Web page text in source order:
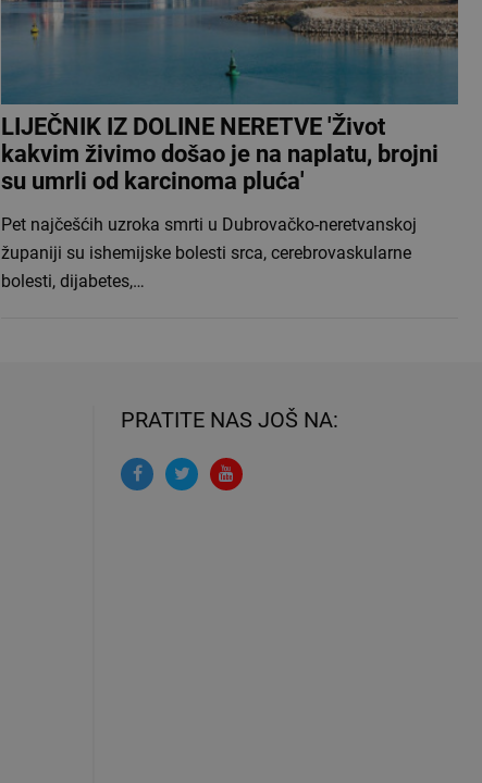
LIJEČNIK IZ DOLINE NERETVE 'Život
kakvim živimo došao je na naplatu, brojni
su umrli od karcinoma pluća'
Pet najčešćih uzroka smrti u Dubrovačko-neretvanskoj
županiji su ishemijske bolesti srca, cerebrovaskularne
bolesti, dijabetes,…
PRATITE NAS JOŠ NA: